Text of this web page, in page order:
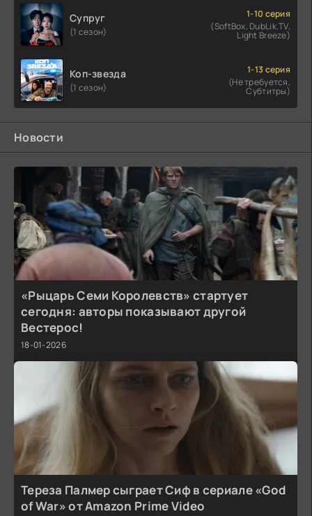
Супруг
(1 сезон)
1-10 серия
(SoftBox, DubLik.TV,
Light Breeze)
Коп-звезда
(1 сезон)
1-13 серия
(Не требуется,
Субтитры)
Новости
«Рыцарь Семи Королевств» стартует
сегодня: авторы показывают другой
Вестерос!
18-01-2026
Тереза Палмер сыграет Сиф в сериале «God
of War» от Amazon Prime Video